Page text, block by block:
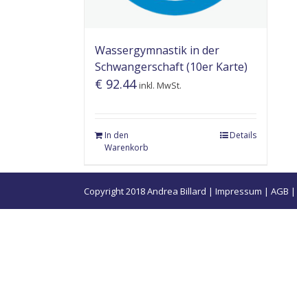
Wassergymnastik in der
Schwangerschaft (10er Karte)
€ 92.44 inkl. MwSt.
In den
Warenkorb
Details
Copyright 2018 Andrea Billard | Impressum | AGB |